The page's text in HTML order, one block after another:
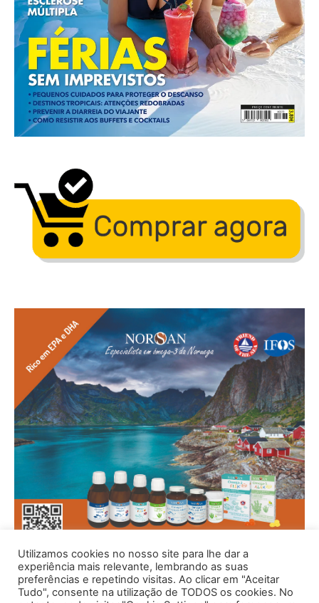
Utilizamos cookies no nosso site para lhe dar a
experiência mais relevante, lembrando as suas
preferências e repetindo visitas. Ao clicar em "Aceitar
Tudo", consente na utilização de TODOS os cookies. No